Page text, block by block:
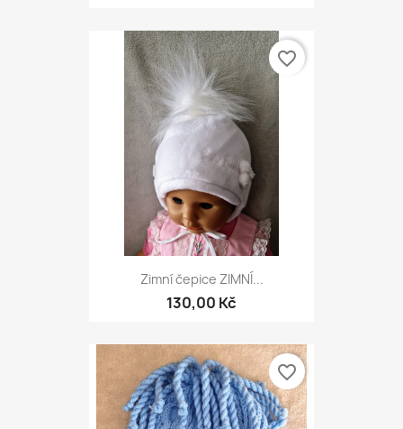
Zimní čepice ZIMNÍ...
130,00 Kč
favorite_border
favorite_border